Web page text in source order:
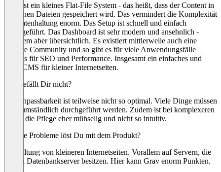
Grav ist ein kleines Flat-File System - das heißt, dass der Content in
einfachen Dateien gespeichert wird. Das vermindert die Komplexität
der Datenhaltung enorm. Das Setup ist schnell und einfach
durchgeführt. Das Dashboard ist sehr modern und ansehnlich -
Vorallem aber übersichtlich. Es existiert mittlerweile auch eine
größere Community und so gibt es für viele Anwendungsfälle
Plugins für SEO und Performance. Insgesamt ein einfaches und
gutes CMS für kleiner Internetseiten.
Was gefällt Dir nicht?
Die Anpassbarkeit ist teilweise nicht so optimal. Viele Dinge müssen
recht umständlich durchgeführt werden. Zudem ist bei komplexeren
Seiten die Pflege eher mühselig und nicht so intuitiv.
Welche Probleme löst Du mit dem Produkt?
Verwaltung von kleineren Internetseiten. Vorallem auf Servern, die
keinen Datenbankserver besitzen. Hier kann Grav enorm Punkten.